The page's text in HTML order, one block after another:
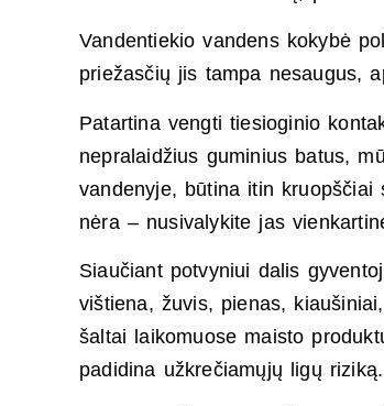
Vandentiekio vandens kokybė
priežasčių jis tampa nesaugus,
Patartina vengti tiesioginio
nepralaidžius guminius batus,
vandenyje, būtina itin
nėra – nusivalykite jas
Siaučiant potvyniui dalis
vištiena, žuvis, pienas,
šaltai laikomuose maisto
padidina užkrečiamųjų ligų riziką.